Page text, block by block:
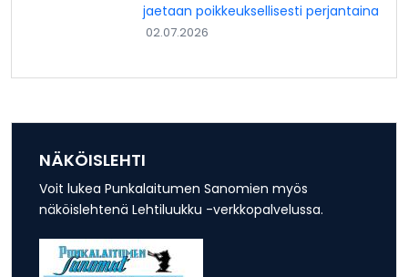
jaetaan poikkeuksellisesti perjantaina
02.07.2026
NÄKÖISLEHTI
Voit lukea Punkalaitumen Sanomien myös
näköislehtenä Lehtiluukku -verkkopalvelussa.